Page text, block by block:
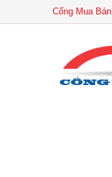
Cổng Mua Bán